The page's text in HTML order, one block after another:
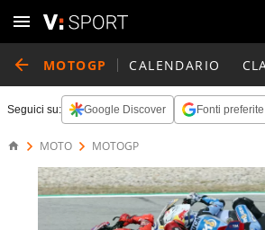
MOTOGP CALENDARIO
Seguici su: Google Discover Fonti preferite
MOTO MOTOGP